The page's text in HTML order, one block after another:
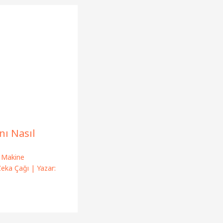
Nasıl
Makine
Çağı | Yazar: